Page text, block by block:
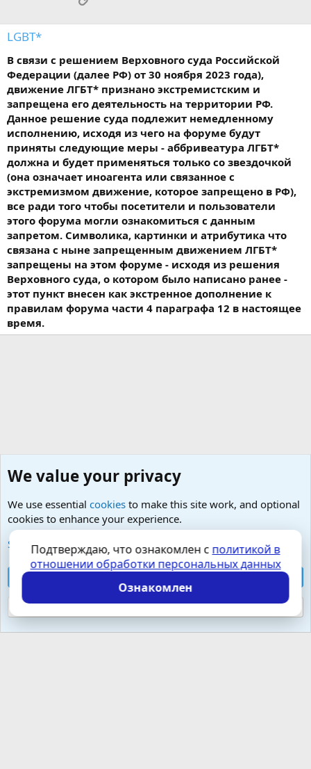
LGBT*
В связи с решением Верховного суда Российской
Федерации (далее РФ) от 30 ноября 2023 года),
движение ЛГБТ* признано экстремистским и
запрещена его деятельность на территории РФ.
Данное решение суда подлежит немедленному
исполнению, исходя из чего на форуме будут
приняты следующие меры - аббривеатура ЛГБТ*
должна и будет применяться только со звездочкой
(она означает иноагента или связанное с
экстремизмом движение, которое запрещено в РФ),
все ради того чтобы посетители и пользователи
этого форума могли ознакомиться с данным
запретом. Символика, картинки и атрибутика что
связана с ныне запрещенным движением ЛГБТ*
запрещены на этом форуме - исходя из решения
Верховного суда, о котором было написано ранее -
этот пункт внесен как экстренное дополнение к
правилам форума части 4 параграфа 12 в настоящее
время.
Любые вопросы от Гостей - анонимно
Cookies
Russian (RU)
Условия и правила
Политика конфиденциальности
Помощь
S
S
Локализация отXenForo.Info
We value your privacy
We use essential cookies to make this site work, and optional
cookies to enhance your experience.
See further information and configure your preferences
Reject optional cookies
Подтверждаю, что ознакомлен с политикой в
отношении обработки персональных данных
Ознакомлен